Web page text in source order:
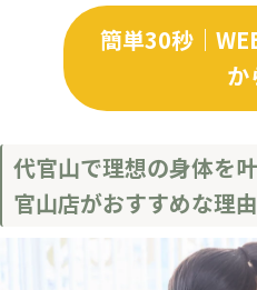
簡単30秒｜
か
代官山で理想の身体を
官山店がおすすめな理由